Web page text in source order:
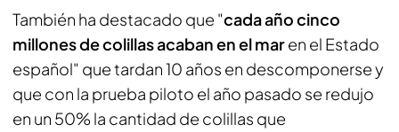
También ha destacado que "cada año cinco
millones de colillas acaban en el maren el Estado
español" que tardan 10 años en descomponerse y
que con la prueba piloto el año pasado se redujo
en un 50% la cantidad de colillas que